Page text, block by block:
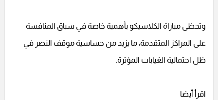
وتحظى مباراة الكلاسيكو بأهمية خاصة في سباق المنافسة
على المراكز المتقدمة، ما يزيد من حساسية موقف النصر في
ظل احتمالية الغيابات المؤثرة.
اقرأ أيضا